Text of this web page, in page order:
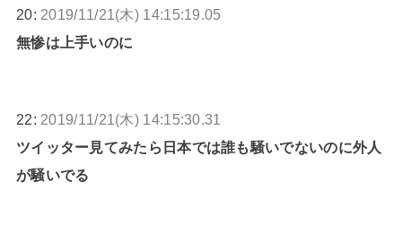
20: 2019/11/21(木) 14:15:19.05
無惨は上手いのに
22: 2019/11/21(木) 14:15:30.31
ツイッター見てみたら日本では誰も騒いでないのに外人
が騒いでる